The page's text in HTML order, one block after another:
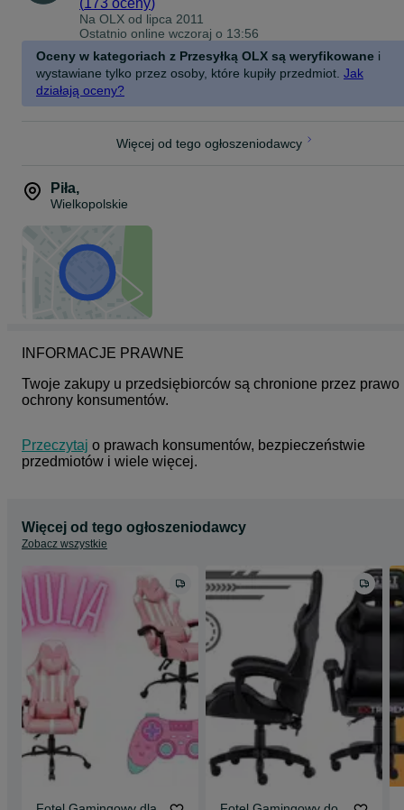
Zakres regulacji wysokości: 10 cm
Maksymalna szerokość (z podłokietnikami): 61 cm
Wymiary oparcia: wysokość 78 cm / szerokość 54 cm
Szerokość podstawy: 65 cm
Materiał: Pikowana ekoskóra premium i detale Carbon
Mechanizm: Płynna regulacja wysokości i kąta nachylenia
Dodatki: Chowany podnóżek, dwie poduszki wspierające,
gumowane kółka
Informacje o dostawie:
Wysyłka OLX: Realizowana zgodnie z aktualnym cennikiem
Quattro Carbon Black to coś więcej niż zwykłe krzesło obrotowe. To
przemyślana konstrukcja, która dba o Twój komfort i zdrowie,
Uwaga: Ze względów technologicznych wymiary produktu mogą
odbiegać od podanych o
(173 oceny)
Na OLX od lipca 2011
Ostatnio online wczoraj o 13:56
Oceny w kategoriach z Przesyłką OLX są weryfikowane i
wystawiane tylko przez osoby, które kupiły przedmiot. Jak
działają oceny?
Więcej od tego ogłoszeniodawcy
Piła,
Wielkopolskie
INFORMACJE PRAWNE
Twoje zakupy u przedsiębiorców są chronione przez prawo
ochrony konsumentów.
Przeczytaj o prawach konsumentów, bezpieczeństwie
przedmiotów i wiele więcej.
Więcej od tego ogłoszeniodawcy
Zobacz wszystkie